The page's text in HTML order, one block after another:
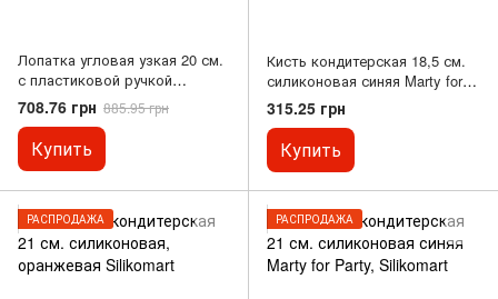
Лопатка угловая узкая 20 см.
с пластиковой ручкой
Silikomart
708.76 грн 885.95 грн
Купить
Кисть кондитерская 18,5 см.
силиконовая синяя Marty for
Party, Silikomart
315.25 грн
Купить
РАСПРОДАЖА РАСПРОДАЖА